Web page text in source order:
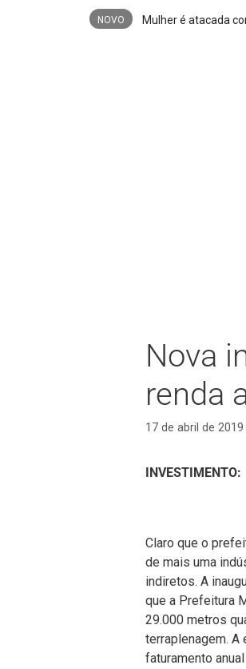
NOVO Mulher é atacada
Nova
renda
17 de abril de 2019
INVESTIMENTO:
Claro que o
de mais uma
indiretos. A
que a Prefeitura
29.000 metros
terraplenagem. A
faturamento